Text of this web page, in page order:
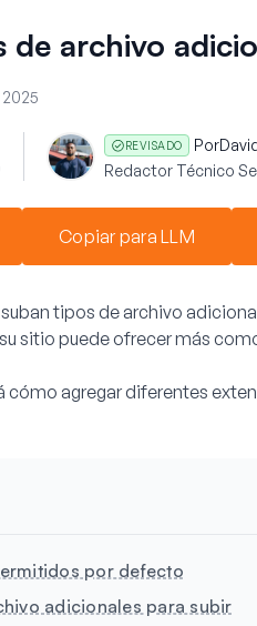
de archivo
REVISADO Por
Redactor Técnico
Copiar para LLM
tipos de archivo
sitio puede ofrecer más
cómo agregar diferentes
por defecto
adicionales para subir